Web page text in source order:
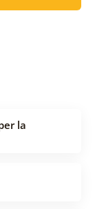
la